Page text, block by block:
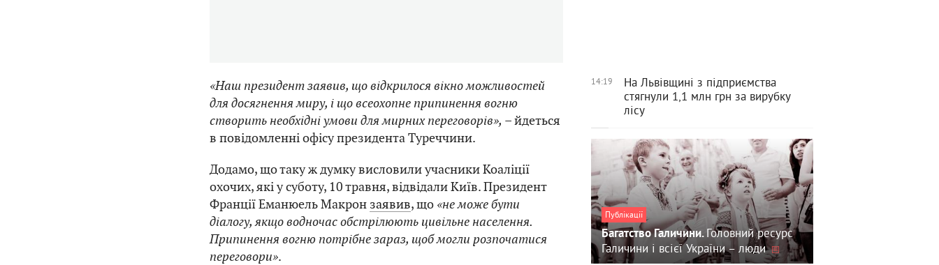
«Наш президент заявив, що відкрилося вікно можливостей
для досягнення миру, і що всеохопне припинення вогню
створить необхідні умови для мирних переговорів», – йдеться
в повідомленні офісу президента Туреччини.
Додамо, що таку ж думку висловили учасники Коаліції
охочих, які у суботу, 10 травня, відвідали Київ. Президент
Франції Еманюель Макрон заявив, що «не може бути
діалогу, якщо водночас обстрілюють цивільне населення.
Припинення вогню потрібне зараз, щоб могли розпочатися
переговори».
14:19
На Львівщині з підприємства
стягнули 1,1 млн грн за вирубку
лісу
Публікації
Багатство Галичини.Головний ресурс
Галичини і всієї України – люди